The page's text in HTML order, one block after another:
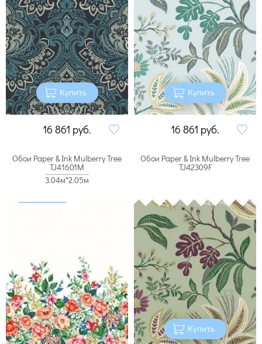
Купить
16 861 руб.
Купить
16 861 руб.
Обои Paper & Ink Mulberry Tree
TJ41601M
3.04м*2.05м
Обои Paper & Ink Mulberry Tree
TJ42309F
Купить